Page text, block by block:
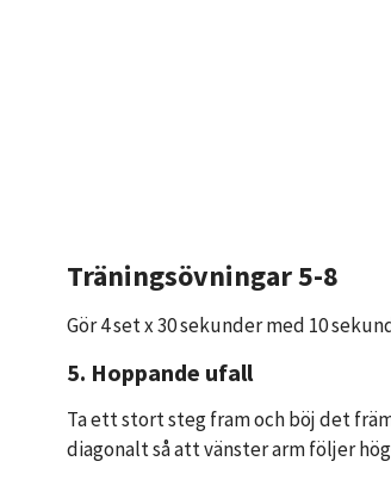
Träningsövningar 5-8
Gör 4 set x 30 sekunder med 10
5. Hoppande ufall
Ta ett stort steg fram och böj det
diagonalt så att vänster arm följer